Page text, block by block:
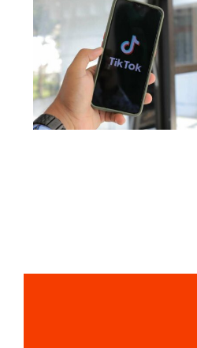
zasięgu:
narzędzia do
publikacji
na 2024 rok